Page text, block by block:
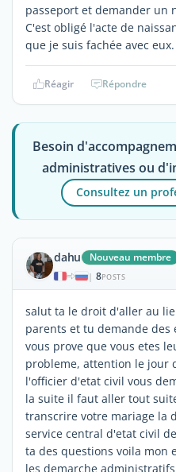
passeport et demander un
C'est obligé l'acte de
que je suis fachée avec eux.
Réagir Répondre
Besoin
administratives ou
Consultez un
dahu Nouveau membre
| 8POSTS
salut ta le droit d'aller au
parents et tu demande
vous prove que vous etes
probleme, attention le jour
l'officier d'etat civil vous
la suite il faut aller tout
transcrire votre mariage la
service central d'etat civil
ta des questions voila mon
les demarche